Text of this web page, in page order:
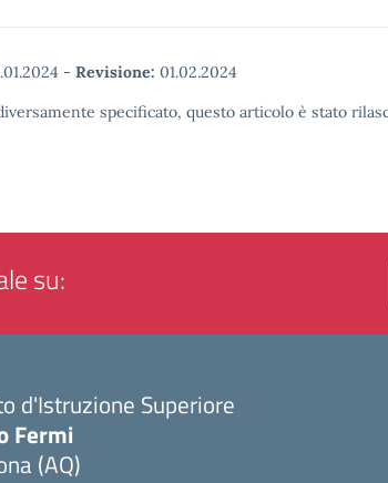
- Revisione: 01.02.2024
specificato, questo articolo è stato
su:
d'Istruzione Superiore
Fermi
(AQ)